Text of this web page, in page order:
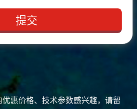
惠价格、技术参数感兴趣，请留